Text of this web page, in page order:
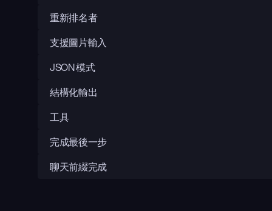
重新排名者
支援圖片輸入
JSON 模式
結構化輸出
工具
完成最後一步
聊天前綴完成